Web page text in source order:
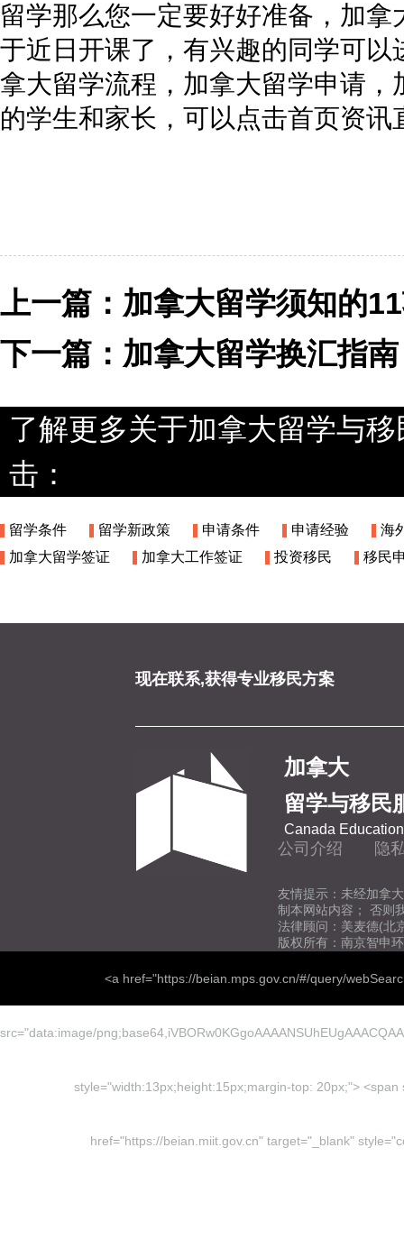
留学那么您一定要好好准备，加
于近日开课了，有兴趣的同学可
拿大留学流程，加拿大留学申请
的学生和家长，可以点击首页资
上一篇： 加拿大留学须知的
下一篇： 加拿大留学换汇指南
了解更多关于加拿大留学与
击：
留学条件 留学新政策 申请条件 申请经验
海
加拿大留学签证
加拿大工作签证 投资移民 移民
现在联系,获得专业移民方案
加拿大
留学与移民
Canada
公司介绍 隐
友情提示：未经加拿
制本网站内容； 否则
法律顾问：美麦德(北
版权所有：南京智申
<a href="https://beian.mps.gov.cn/#/query/
src="data:image/
style="width:13px;height:15px;margin-top: 20px;">
href="https://beian.miit.gov.cn" target="_blank"